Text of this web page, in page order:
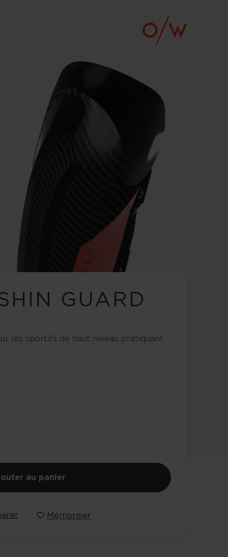
GUARD
les sportifs de haut niveau pratiquant
au panier
Mémoriser